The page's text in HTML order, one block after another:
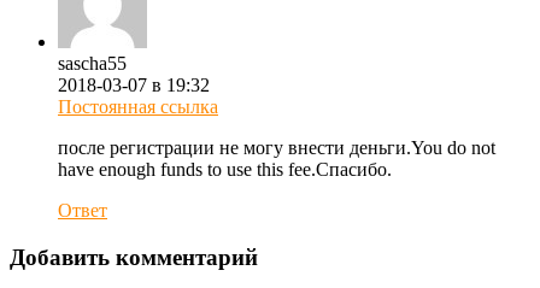
sascha55
2018-03-07 в 19:32
Постоянная ссылка
после регистрации не могу внести деньги.You do not
have enough funds to use this fee.Спасибо.
Ответ
Добавить комментарий